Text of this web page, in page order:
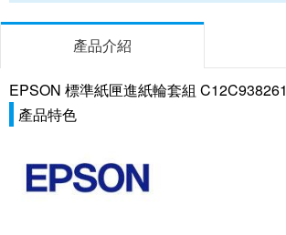
產品介紹
EPSON 標準紙匣進紙輪套組 C12C938261
產品特色